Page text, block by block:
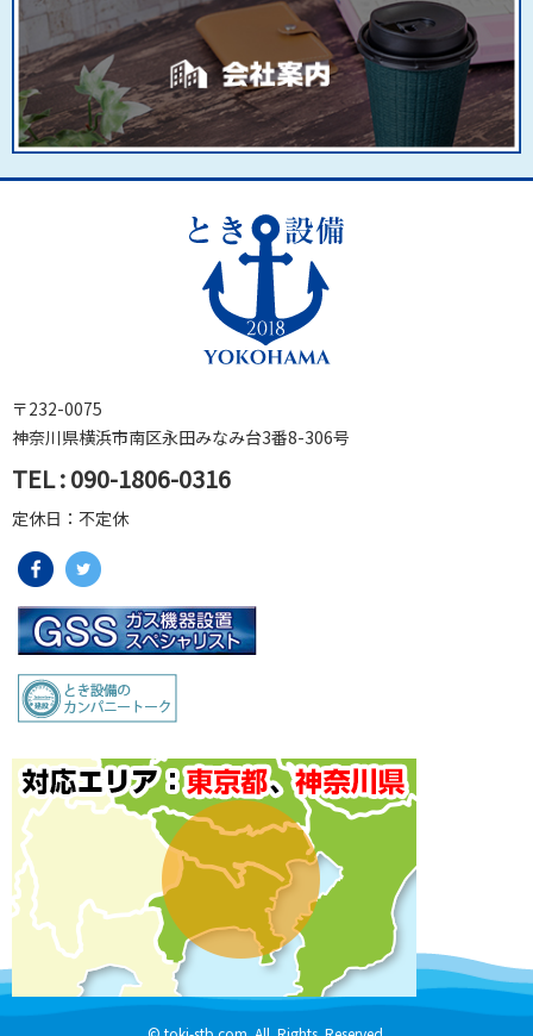
〒232-0075
神奈川県横浜市南区永田みなみ台3番8-306号
TEL:090-1806-0316
定休日：不定休